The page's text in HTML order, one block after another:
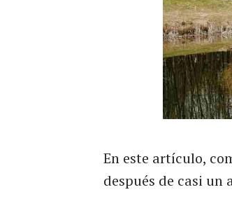
En este artículo,
después de casi